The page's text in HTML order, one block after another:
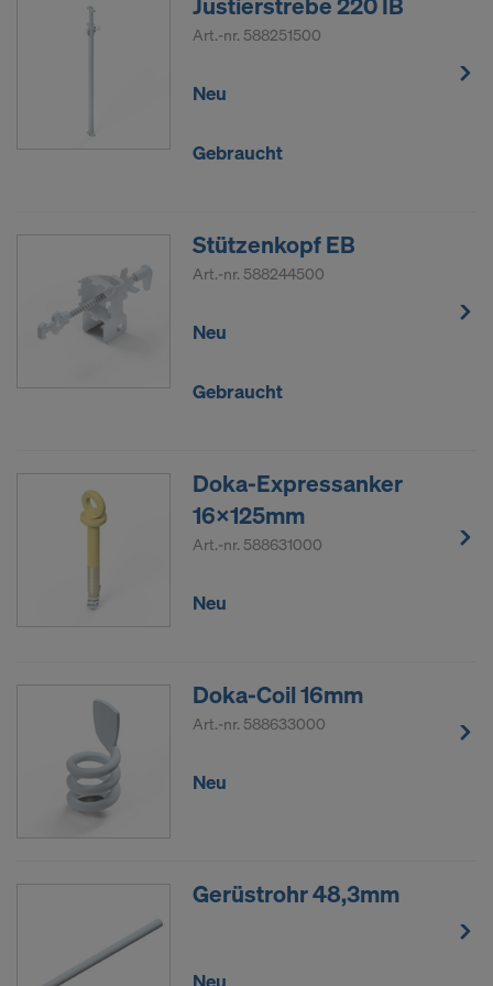
Art.-nr. 588251500
Neu
Gebraucht
Stützenkopf EB
Art.-nr. 588244500
Neu
Gebraucht
Doka-Expressanker
16x125mm
Art.-nr. 588631000
Neu
Doka-Coil 16mm
Art.-nr. 588633000
Neu
Gerüstrohr 48,3mm